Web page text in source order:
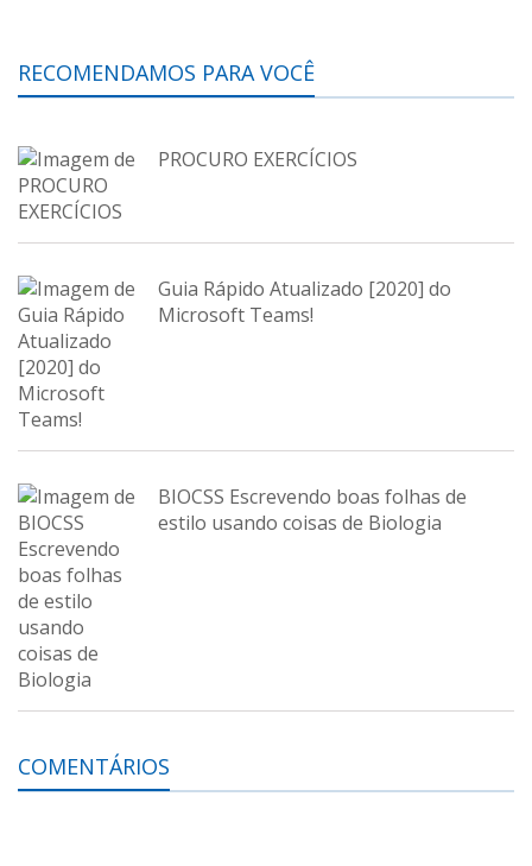
RECOMENDAMOS PARA VOCÊ
PROCURO EXERCÍCIOS
Guia Rápido Atualizado [2020] do
Microsoft Teams!
BIOCSS Escrevendo boas folhas de
estilo usando coisas de Biologia
COMENTÁRIOS